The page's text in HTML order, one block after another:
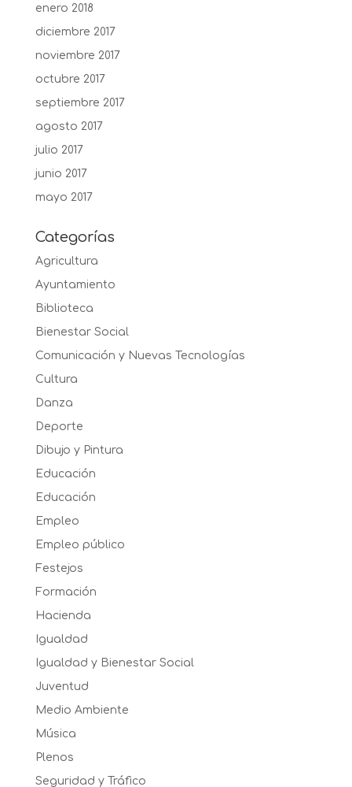
enero 2018
diciembre 2017
noviembre 2017
octubre 2017
septiembre 2017
agosto 2017
julio 2017
junio 2017
mayo 2017
Categorías
Agricultura
Ayuntamiento
Biblioteca
Bienestar Social
Comunicación y Nuevas Tecnologías
Cultura
Danza
Deporte
Dibujo y Pintura
Educación
Educación
Empleo
Empleo público
Festejos
Formación
Hacienda
Igualdad
Igualdad y Bienestar Social
Juventud
Medio Ambiente
Música
Plenos
Seguridad y Tráfico